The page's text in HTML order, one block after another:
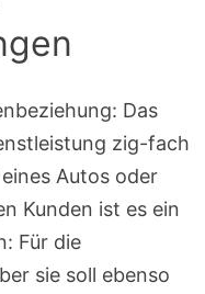
Das
zig-fach
Autos oder
Kunden ist es ein
Für die
sie soll ebenso